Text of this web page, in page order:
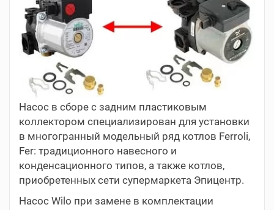
Насос в сборе с задним пластиковым
коллектором специализирован для установки
в многогранный модельный ряд котлов Ferroli,
Fer: традиционного навесного и
конденсационного типов, а также котлов,
приобретенных сети супермаркета Эпицентр.
Насос Wilo при замене в комплектации